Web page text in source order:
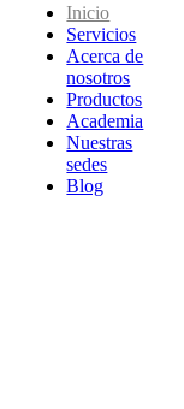
Inicio
Servicios
Acerca de
nosotros
Productos
Academia
Nuestras
sedes
Blog